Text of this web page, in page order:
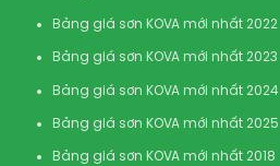
Bảng giá sơn KOVA mới nhất 2022
Bảng giá sơn KOVA mới nhất 2023
Bảng giá sơn KOVA mới nhất 2024
Bảng giá sơn KOVA mới nhất 2025
Bảng giá sơn KOVA mới nhất 2018